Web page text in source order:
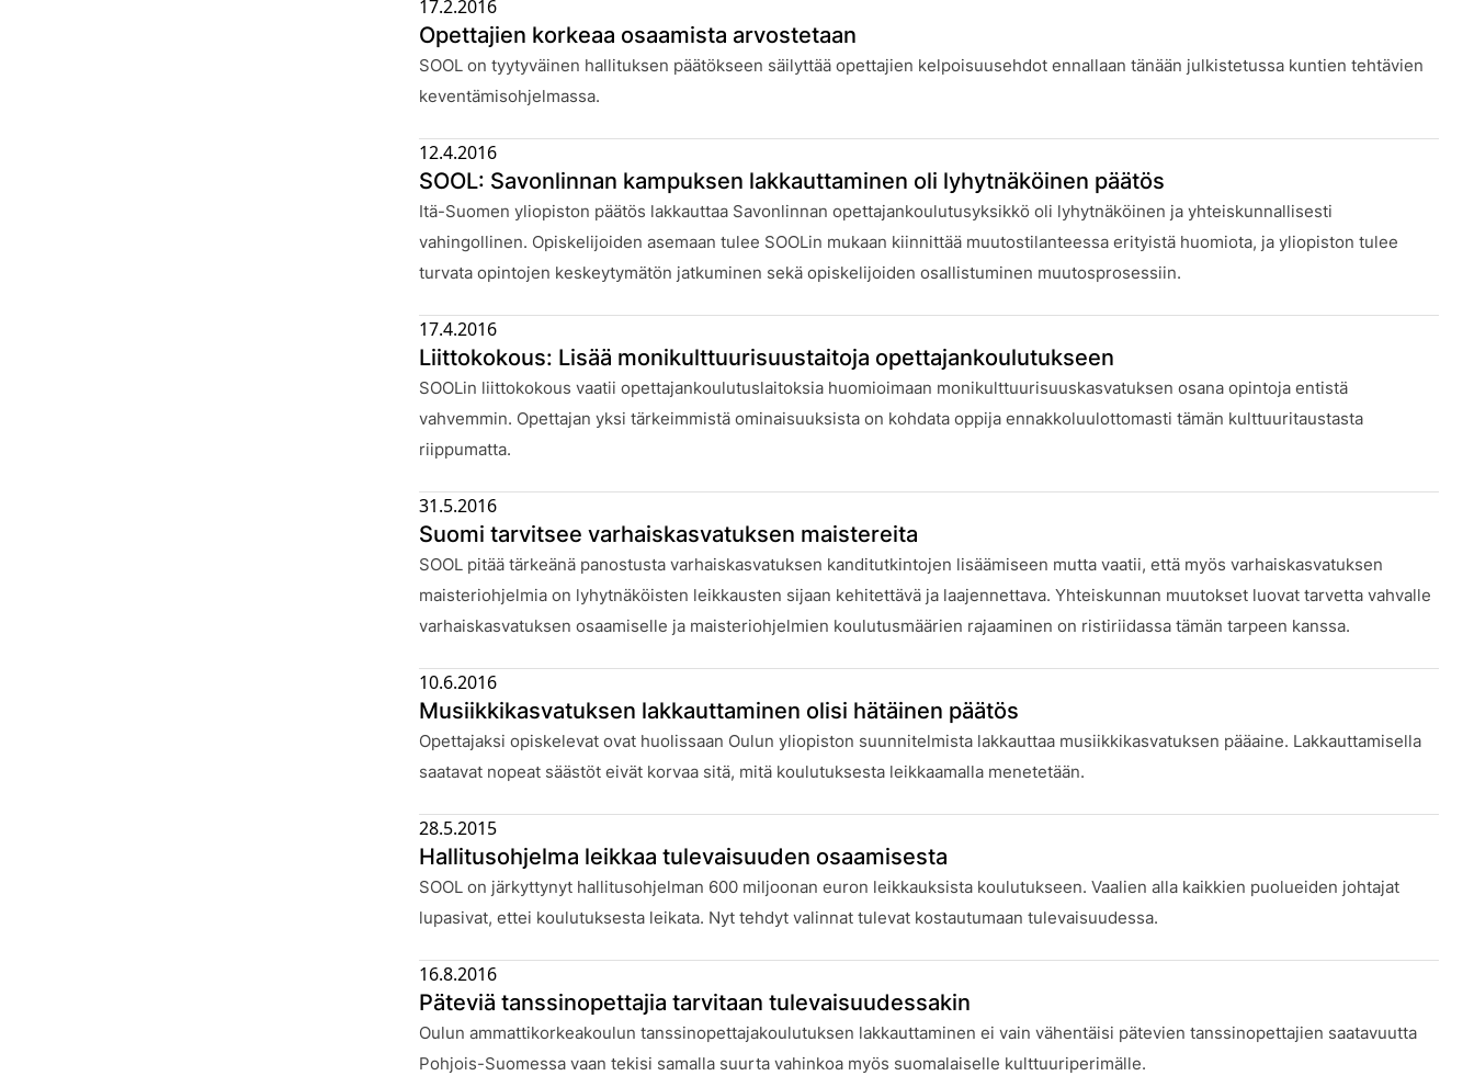
Opettajien korkeaa osaamista arvostetaan
Julkaistu:
17.2.2016
SOOL on tyytyväinen hallituksen päätökseen säilyttää opettajien kelpoisuusehdot ennallaan tänään julkistetussa kuntien tehtävien
keventämisohjelmassa.
SOOL: Savonlinnan kampuksen lakkauttaminen oli lyhytnäköinen päätös
Julkaistu:
12.4.2016
Itä-Suomen yliopiston päätös lakkauttaa Savonlinnan opettajankoulutusyksikkö oli lyhytnäköinen ja yhteiskunnallisesti
vahingollinen. Opiskelijoiden asemaan tulee SOOLin mukaan kiinnittää muutostilanteessa erityistä huomiota, ja yliopiston tulee
turvata opintojen keskeytymätön jatkuminen sekä opiskelijoiden osallistuminen muutosprosessiin.
Liittokokous: Lisää monikulttuurisuustaitoja opettajankoulutukseen
Julkaistu:
17.4.2016
SOOLin liittokokous vaatii opettajankoulutuslaitoksia huomioimaan monikulttuurisuuskasvatuksen osana opintoja entistä
vahvemmin. Opettajan yksi tärkeimmistä ominaisuuksista on kohdata oppija ennakkoluulottomasti tämän kulttuuritaustasta
riippumatta.
Suomi tarvitsee varhaiskasvatuksen maistereita
Julkaistu:
31.5.2016
SOOL pitää tärkeänä panostusta varhaiskasvatuksen kanditutkintojen lisäämiseen mutta vaatii, että myös varhaiskasvatuksen
maisteriohjelmia on lyhytnäköisten leikkausten sijaan kehitettävä ja laajennettava. Yhteiskunnan muutokset luovat tarvetta vahvalle
varhaiskasvatuksen osaamiselle ja maisteriohjelmien koulutusmäärien rajaaminen on ristiriidassa tämän tarpeen kanssa.
Musiikkikasvatuksen lakkauttaminen olisi hätäinen päätös
Julkaistu:
10.6.2016
Opettajaksi opiskelevat ovat huolissaan Oulun yliopiston suunnitelmista lakkauttaa musiikkikasvatuksen pääaine. Lakkauttamisella
saatavat nopeat säästöt eivät korvaa sitä, mitä koulutuksesta leikkaamalla menetetään.
Hallitusohjelma leikkaa tulevaisuuden osaamisesta
Julkaistu:
28.5.2015
SOOL on järkyttynyt hallitusohjelman 600 miljoonan euron leikkauksista koulutukseen. Vaalien alla kaikkien puolueiden johtajat
lupasivat, ettei koulutuksesta leikata. Nyt tehdyt valinnat tulevat kostautumaan tulevaisuudessa.
Päteviä tanssinopettajia tarvitaan tulevaisuudessakin
Julkaistu:
16.8.2016
Oulun ammattikorkeakoulun tanssinopettajakoulutuksen lakkauttaminen ei vain vähentäisi pätevien tanssinopettajien saatavuutta
Pohjois-Suomessa vaan tekisi samalla suurta vahinkoa myös suomalaiselle kulttuuriperimälle.